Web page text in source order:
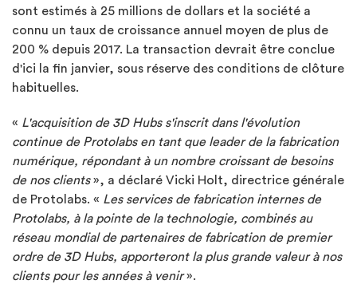
sont estimés à 25 millions de dollars et la société a
connu un taux de croissance annuel moyen de plus de
200 % depuis 2017. La transaction devrait être conclue
d'ici la fin janvier, sous réserve des conditions de clôture
habituelles.
« L'acquisition de 3D Hubs s'inscrit dans l'évolution
continue de Protolabs en tant que leader de la fabrication
numérique, répondant à un nombre croissant de besoins
de nos clients», a déclaré Vicki Holt, directrice générale
de Protolabs. « Les services de fabrication internes de
Protolabs, à la pointe de la technologie, combinés au
réseau mondial de partenaires de fabrication de premier
ordre de 3D Hubs, apporteront la plus grande valeur à nos
clients pour les années à venir».